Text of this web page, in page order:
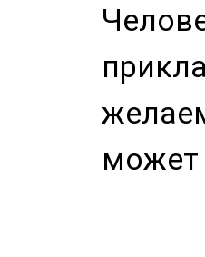
может